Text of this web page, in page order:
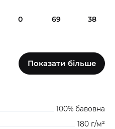
0 69 38
0 0 0
Показати більше
100% бавовна
180 г/м²